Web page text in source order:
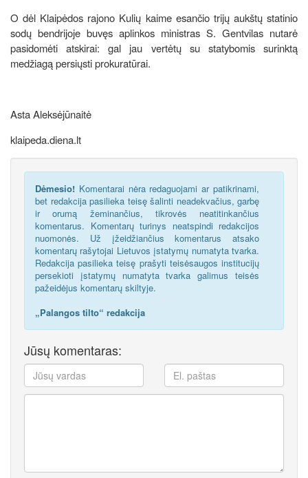
O dėl Klaipėdos rajono Kulių kaime esančio trijų aukštų statinio
sodų bendrijoje buvęs aplinkos ministras S. Gentvilas nutarė
pasidomėti atskirai: gal jau vertėtų su statybomis surinktą
medžiagą persiųsti prokuratūrai.
Asta Aleksėjūnaitė
klaipeda.diena.lt
Dėmesio! Komentarai nėra redaguojami ar patikrinami,
bet redakcija pasilieka teisę šalinti neadekvačius, garbę
ir orumą žeminančius, tikrovės neatitinkančius
komentarus. Komentarų turinys neatspindi redakcijos
nuomonės. Už įžeidžiančius komentarus atsako
komentarų rašytojai Lietuvos įstatymų numatyta tvarka.
Redakcija pasilieka teisę prašyti teisėsaugos institucijų
persekioti įstatymų numatyta tvarka galimus teisės
pažeidėjus komentarų skiltyje.
„Palangos tilto“ redakcija
Jūsų komentaras: